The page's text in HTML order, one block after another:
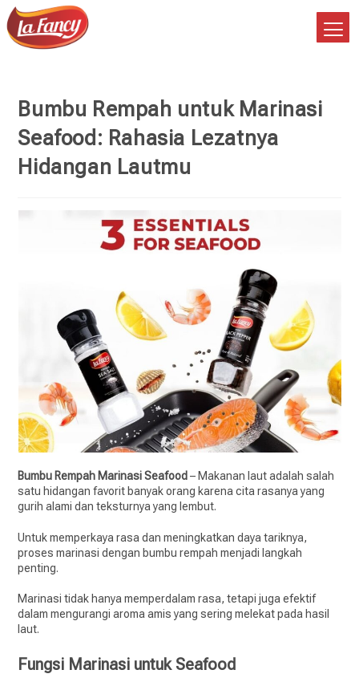
Bumbu Rempah untuk Marinasi
Seafood: Rahasia Lezatnya
Hidangan Lautmu
Bumbu Rempah Marinasi Seafood – Makanan laut adalah salah
satu hidangan favorit banyak orang karena cita rasanya yang
gurih alami dan teksturnya yang lembut.
Untuk memperkaya rasa dan meningkatkan daya tariknya,
proses marinasi dengan bumbu rempah menjadi langkah
penting.
Marinasi tidak hanya memperdalam rasa, tetapi juga efektif
dalam mengurangi aroma amis yang sering melekat pada hasil
laut.
Fungsi Marinasi untuk Seafood